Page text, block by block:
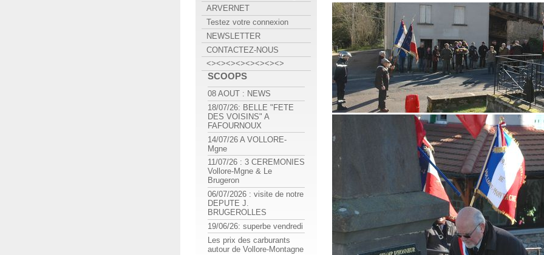
ARVERNET
Testez votre connexion
NEWSLETTER
CONTACTEZ-NOUS
<><><><><><><><>
SCOOPS
08 AOUT : NEWS
18/07/26: BELLE "FETE
DES VOISINS" A
FAFOURNOUX
14/07/26 A VOLLORE-
Mgne
11/07/26 : 3 CEREMONIES
Vollore-Mgne & Le
Brugeron
06/07/2026 : visite de notre
DEPUTE J.
BRUGEROLLES
19/06/26: superbe vendredi
Les prix des carburants
autour de Vollore-Montagne